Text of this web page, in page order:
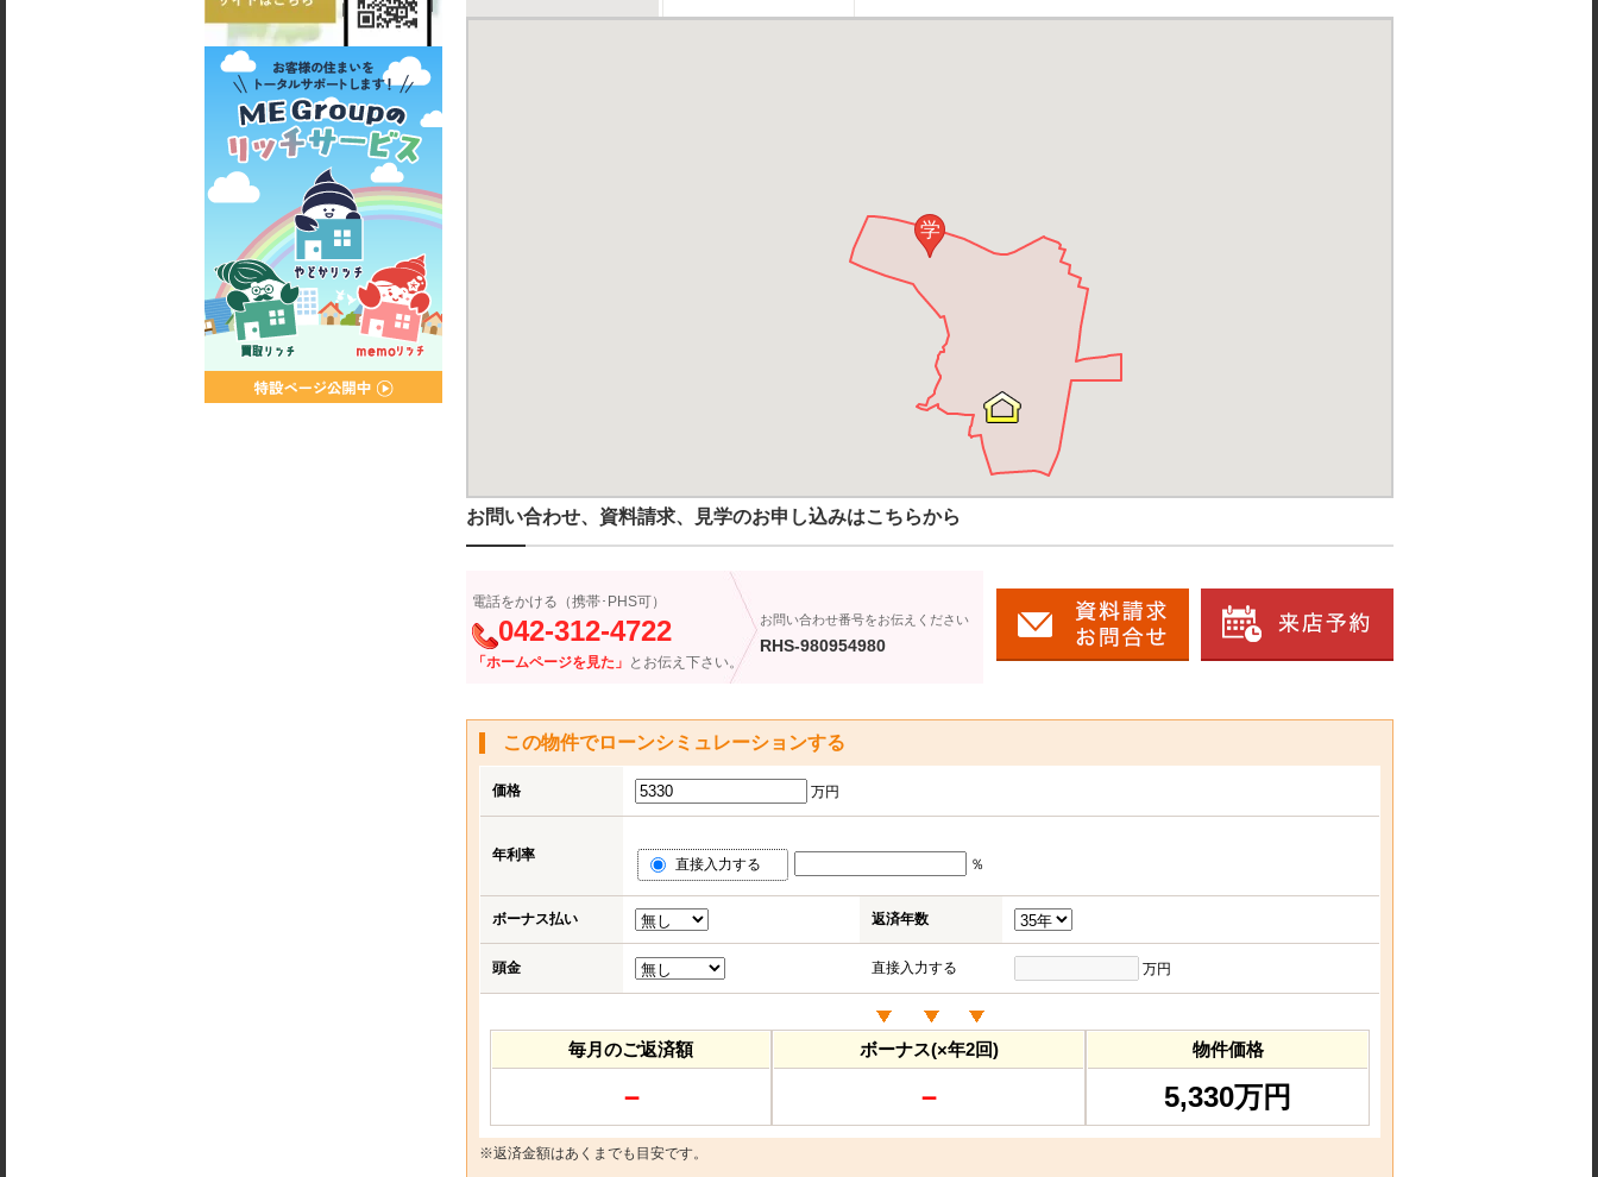
学
お問い合わせ、資料請求、見学のお申し込みはこちらから
電話をかける（携帯･PHS可）
042-312-4722
「ホームページを見た」 とお伝え下さい。
お問い合わせ番号をお伝えください
RHS-980954980
この物件でローンシミュレーションする
価格 万円
年利率
直接入力する ％
ボーナス払い 返済年数
頭金 直接入力する 万円
毎月のご返済額
－
ボーナス(×年2回)
－
物件価格
5,330万円
※返済金額はあくまでも目安です。